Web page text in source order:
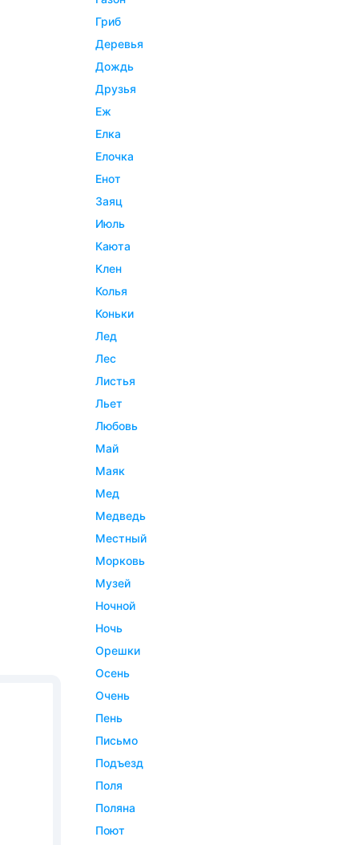
гриб
деревья
дождь
друзья
еж
елка
елочка
енот
заяц
июль
каюта
клен
колья
коньки
лед
лес
листья
льет
любовь
май
маяк
мед
медведь
местный
морковь
музей
ночной
ночь
орешки
осень
очень
пень
письмо
подъезд
поля
поляна
поют